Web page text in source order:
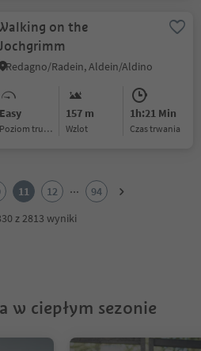
on the
Redagno/Radein, Aldein/Aldino
Easy
Poziom trudności
157 m
Wzlot
1h:21 Min
czas trwania
11 12 ...
94
z 2813 wyniki
w ciepłym sezonie